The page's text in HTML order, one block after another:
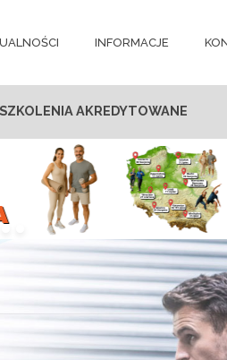
INFORMACJE
SZKOLENIA AKREDYTOWANE